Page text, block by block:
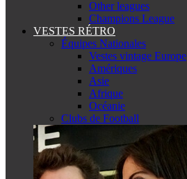
Other leagues
Champions League
VESTES RÉTRO
Équipes Nationales
Vestes vintage Europe
Amériques
Asie
Afrique
Océanie
Clubs de Football